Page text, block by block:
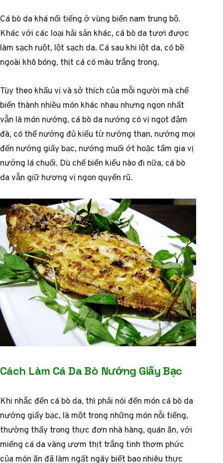
Cá bò da khá nổi tiếng ở vùng biển nam trung bộ.
Khác với các loại hải sản khác, cá bò da tươi được
làm sạch ruột, lột sạch da. Cá sau khi lột da, có bề
ngoài khô bóng, thịt cá có màu trắng trong.
Tùy theo khẩu vị và sở thích của mỗi người mà chế
biến thành nhiều món khác nhau nhưng ngon nhất
vẫn là món nướng, cá bò da nướng có vị ngọt đậm
đà, có thể nướng đủ kiểu từ nướng than, nướng mọi
đến nướng giấy bạc, nướng muối ớt hoặc tẩm gia vị
nướng lá chuối. Dù chế biến kiểu nào đi nữa, cá bò
da vẫn giữ hương vị ngon quyến rũ.
Cách Làm Cá Da Bò Nướng Giấy Bạc
Khi nhắc đến cá bò da, thì phải nói đến món cá bò da
nướng giấy bạc, là một trong những món nỗi tiếng,
thường thấy trong thực đơn nhà hàng, quán ăn, với
miếng cá da vàng ươm thịt trắng tinh thơm phức
của món ăn đã làm ngất ngây biết bao nhiêu thực